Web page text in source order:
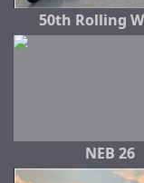
50th Rolling
NEB 26